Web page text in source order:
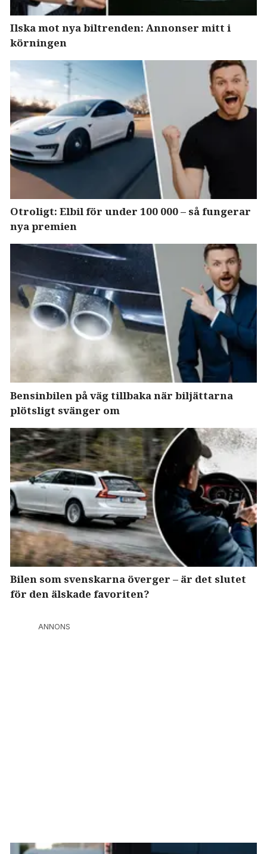
Ilska mot nya biltrenden: Annonser mitt i
körningen
Otroligt: Elbil för under 100 000 – så fungerar
nya premien
Bensinbilen på väg tillbaka när biljättarna
plötsligt svänger om
Bilen som svenskarna överger – är det slutet
för den älskade favoriten?
ANNONS